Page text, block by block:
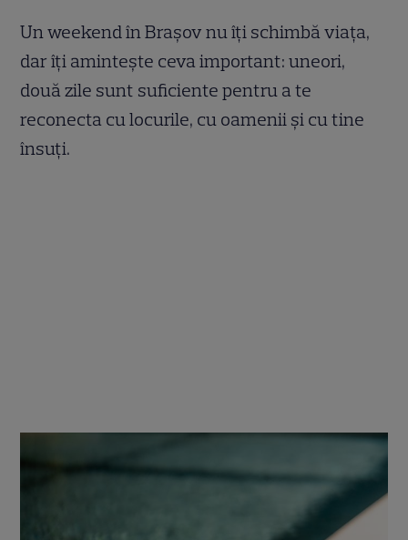
Un weekend în Brașov nu îți schimbă viața,
dar îți amintește ceva important: uneori,
două zile sunt suficiente pentru a te
reconecta cu locurile, cu oamenii și cu tine
însuți.